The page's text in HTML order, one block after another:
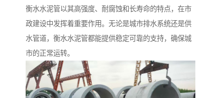
衡水水泥管以其高强度、耐腐蚀和长寿命的特点，在市
政建设中发挥着重要作用。无论是城市排水系统还是供
水管道，衡水水泥管都能提供稳定可靠的支持，确保城
市的正常运转。